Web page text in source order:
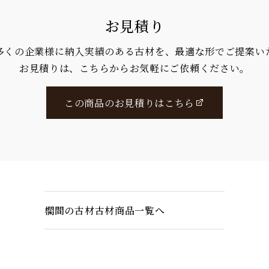
お見積り
くの企業様に納入実績のある古材を、最適な形でご提案い
お見積りは、こちらからお気軽にご依頼ください。
この商品のお見積りはこちら
欄間の古材古材商品一覧へ